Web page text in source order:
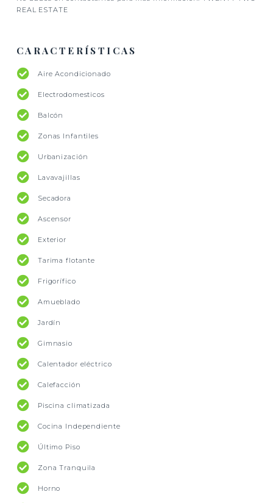
REAL ESTATE
CARACTERÍSTICAS
Aire Acondicionado
Electrodomesticos
Balcón
Zonas Infantiles
Urbanización
Lavavajillas
Secadora
Ascensor
Exterior
Tarima flotante
Frigorífico
Amueblado
Jardín
Gimnasio
Calentador eléctrico
Calefacción
Piscina climatizada
Cocina Independiente
Último Piso
Zona Tranquila
Horno